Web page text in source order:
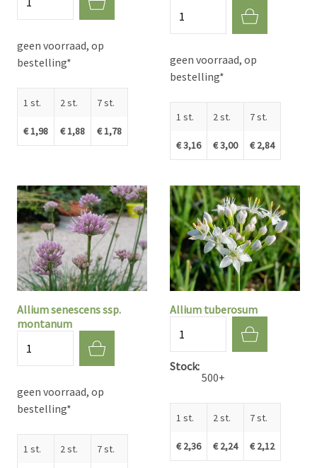
geen voorraad, op
bestelling*
1 st.
€ 1,98
2 st.
€ 1,88
7 st.
€ 1,78
geen voorraad, op
bestelling*
1 st.
€ 3,16
2 st.
€ 3,00
7 st.
€ 2,84
Allium senescens ssp.
montanum
geen voorraad, op
bestelling*
1 st. 2 st. 7 st.
Allium tuberosum
Stock
500+
1 st.
€ 2,36
2 st.
€ 2,24
7 st.
€ 2,12